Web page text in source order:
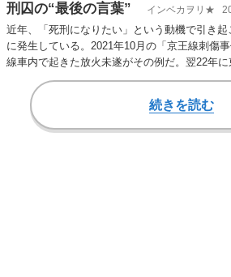
刑囚の“最後の言葉”
インベカヲリ★
近年、「死刑になりたい」という動機で引き
に発生している。2021年10月の「京王線刺傷
線車内で起きた放火未遂がその例だ。翌22年
肉店立て…
続きを読む